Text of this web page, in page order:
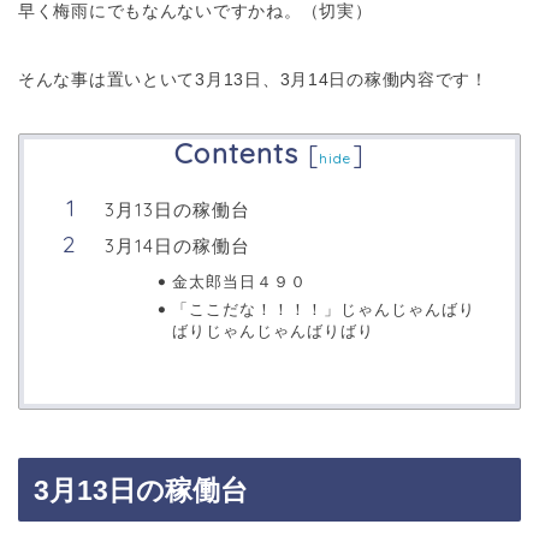
早く梅雨にでもなんないですかね。（切実）
そんな事は置いといて3月13日、3月14日の稼働内容です！
Contents [hide ]
3月13日の稼働台
3月14日の稼働台
金太郎当日４９０
「ここだな！！！！」じゃんじゃんばり
ばりじゃんじゃんばりばり
3月13日の稼働台